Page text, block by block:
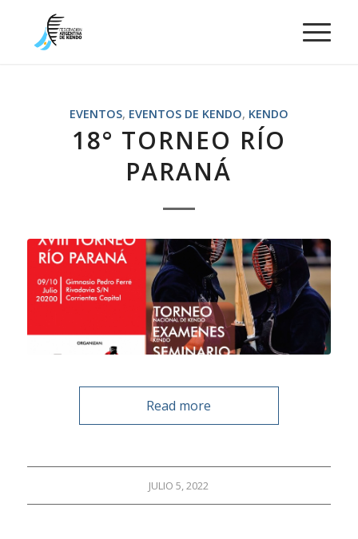
EVENTOS, EVENTOS DE KENDO, KENDO
18° TORNEO RÍO
PARANÁ
Read more
JULIO 5, 2022